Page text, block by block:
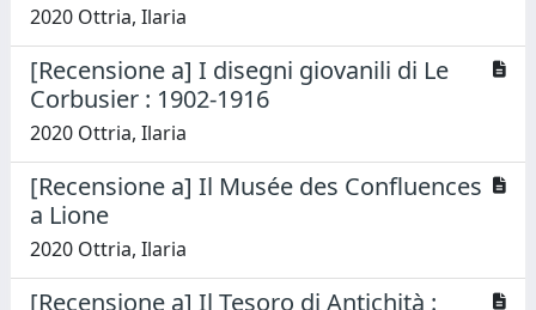
2020 Ottria, Ilaria
[Recensione a] I disegni giovanili di Le
Corbusier : 1902-1916
2020 Ottria, Ilaria
[Recensione a] Il Musée des Confluences
a Lione
2020 Ottria, Ilaria
[Recensione a] Il Tesoro di Antichità :